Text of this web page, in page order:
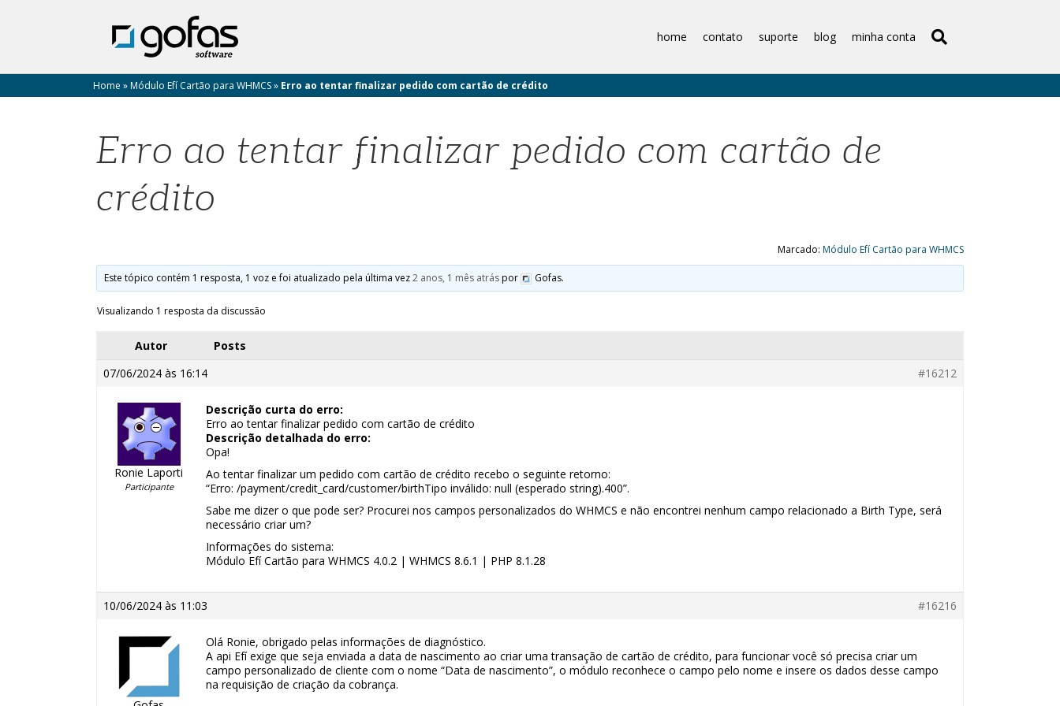
home contato suporte blog minha conta
Home »Módulo Efí Cartão para WHMCS» Erro ao tentar finalizar pedido com cartão de crédito
Erro ao tentar finalizar pedido com cartão de
crédito
Marcado: Módulo Efí Cartão para WHMCS
Este tópico contém 1 resposta, 1 voz e foi atualizado pela última vez2 anos, 1 mês atráspor Gofas.
Visualizando 1 resposta da discussão
Autor
Posts
07/06/2024 às 16:14
#16212
Ronie Laporti
Participante
Descrição curta do erro:
Erro ao tentar finalizar pedido com cartão de crédito
Descrição detalhada do erro:
Opa!
Ao tentar finalizar um pedido com cartão de crédito recebo o seguinte retorno:
“Erro: /payment/credit_card/customer/birthTipo inválido: null (esperado string).400”.
Sabe me dizer o que pode ser? Procurei nos campos personalizados do WHMCS e não encontrei nenhum campo relacionado a Birth Type, será
necessário criar um?
Informações do sistema:
Módulo Efí Cartão para WHMCS 4.0.2 | WHMCS 8.6.1 | PHP 8.1.28
10/06/2024 às 11:03 #16216
Olá Ronie, obrigado pelas informações de diagnóstico.
A api Efí exige que seja enviada a data de nascimento ao criar uma transação de cartão de crédito, para funcionar você só precisa criar um
campo personalizado de cliente com o nome “Data de nascimento”, o módulo reconhece o campo pelo nome e insere os dados desse campo
na requisição de criação da cobrança.